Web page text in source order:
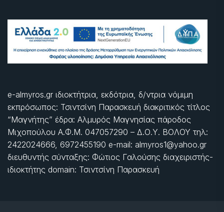
e-almyros.gr ιδιοκτήτρια, εκδότρια, δ/ντρια νόμιμη
εκπρόσωπος: Τσιντσίνη Παρασκευή διακριτικός τίτλος
“Μαγνήτης” έδρα: Αλμυρός Μαγνησίας πάροδος
Μιχοπούλου Α.Φ.Μ. 047057290 – Δ.Ο.Υ. ΒΟΛΟΥ τηλ:
2422024666, 6972455190 e-mail: almyros1@yahoo.gr
διευθυντής σύνταξης: Φώτιος Γαλούσης διαχειριστής-
ιδιοκτήτης domain: Τσιντσίνη Παρασκευή